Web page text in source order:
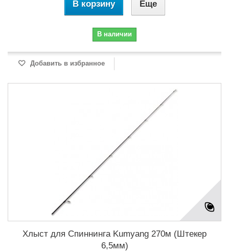
В корзину Еще
В наличии
Добавить в избранное
Хлыст для Cпиннинга Kumyang 270м (Штекер
6,5мм)